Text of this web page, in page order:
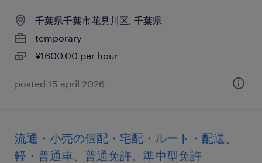
千葉県千葉市花見川区, 千葉県
temporary
¥1600.00 per hour
posted 15 april 2026
流通・小売の個配・宅配・ルート・配送、
軽・普通車、普通免許、準中型免許